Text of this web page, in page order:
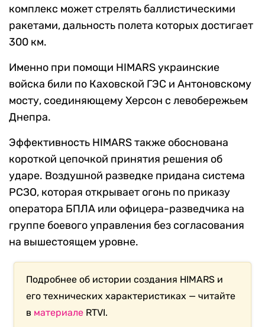
комплекс может стрелять баллистическими
ракетами, дальность полета которых достигает
300 км.
Именно при помощи HIMARS украинские
войска били по Каховской ГЭС и Антоновскому
мосту, соединяющему Херсон с левобережьем
Днепра.
Эффективность HIMARS также обоснована
короткой цепочкой принятия решения об
ударе. Воздушной разведке придана система
РСЗО, которая открывает огонь по приказу
оператора БПЛА или офицера-разведчика на
группе боевого управления без согласования
на вышестоящем уровне.
Подробнее об истории создания HIMARS и
его технических характеристиках — читайте
в материале RTVI.